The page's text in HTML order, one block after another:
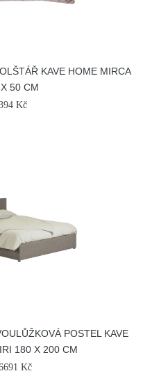
KAVE HOME MIRCA
50 CM
Kč
POSTEL KAVE
180 X 200 CM
Kč